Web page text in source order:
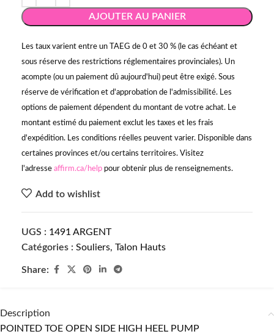
AJOUTER AU PANIER
Les taux varient entre un TAEG de 0 et 30 % (le cas échéant et
sous réserve des restrictions réglementaires provinciales). Un
acompte (ou un paiement dû aujourd'hui) peut être exigé. Sous
réserve de vérification et d'approbation de l'admissibilité. Les
options de paiement dépendent du montant de votre achat. Le
montant estimé du paiement exclut les taxes et les frais
d'expédition. Les conditions réelles peuvent varier. Disponible dans
certaines provinces et/ou certains territoires. Visitez
l'adresse affirm.ca/help pour obtenir plus de renseignements.
Add to wishlist
UGS : 1491 ARGENT
Catégories : Souliers, Talon Hauts
Share:
Description
POINTED TOE OPEN SIDE HIGH HEEL PUMP